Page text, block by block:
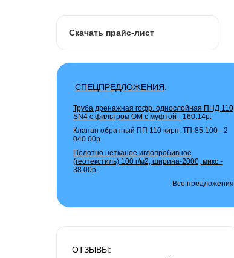
Скачать прайс-лист
СПЕЦПРЕДЛОЖЕНИЯ:
Труба дренажная гофр. однослойная ПНД 110
SN4 с фильтром ОМ с муфтой - 160.14р.
Клапан обратный ПП 110 кирп. ТП-85.100 - 2
040.00р.
Полотно нетканое иглопробивное
(геотекстиль) 100 г/м2, ширина-2000, микс -
38.00р.
Все предложения
ОТЗЫВЫ: